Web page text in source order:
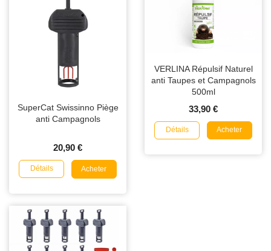
SuperCat Swissinno Piège
anti Campagnols
20,90 €
Détails Acheter
VERLINA Répulsif Naturel
anti Taupes et Campagnols
500ml
33,90 €
Détails Acheter